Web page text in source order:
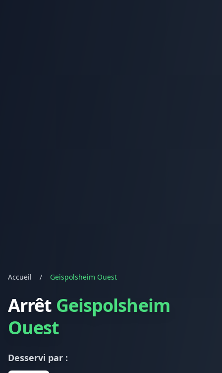
Accueil / Geispolsheim Ouest
Arrêt Geispolsheim
Ouest
Desservi par :